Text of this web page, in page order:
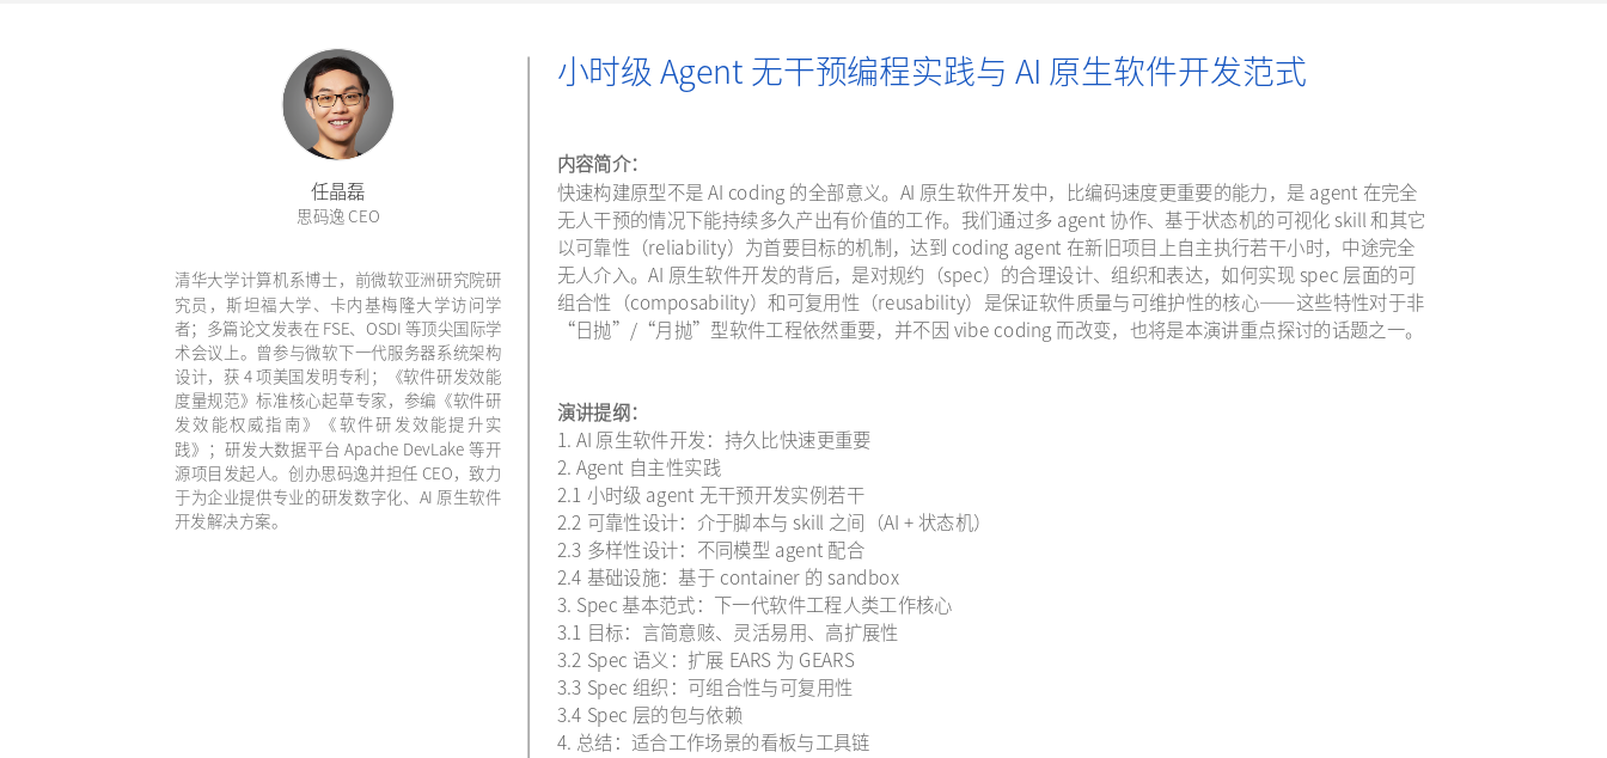
小时级 Agent 无干预编程实践与 AI 原生软件开发范式
任晶磊
思码逸 CEO
内容简介：
快速构建原型不是 AI coding 的全部意义。AI 原生软件开发中，比编码速度更重要的能力，是 agent 在完全
无人干预的情况下能持续多久产出有价值的工作。我们通过多 agent 协作、基于状态机的可视化 skill 和其它
以可靠性（reliability）为首要目标的机制，达到 coding agent 在新旧项目上自主执行若干小时，中途完全
无人介入。AI 原生软件开发的背后，是对规约（spec）的合理设计、组织和表达，如何实现 spec 层面的可
组合性（composability）和可复用性（reusability）是保证软件质量与可维护性的核心——这些特性对于非
“日抛”/“月抛”型软件工程依然重要，并不因 vibe coding 而改变，也将是本演讲重点探讨的话题之一。
演讲提纲：
1. AI 原生软件开发：持久比快速更重要
2. Agent 自主性实践
2.1 小时级 agent 无干预开发实例若干
2.2 可靠性设计：介于脚本与 skill 之间（AI + 状态机）
2.3 多样性设计：不同模型 agent 配合
2.4 基础设施：基于 container 的 sandbox
3. Spec 基本范式：下一代软件工程人类工作核心
3.1 目标：言简意赅、灵活易用、高扩展性
3.2 Spec 语义：扩展 EARS 为 GEARS
3.3 Spec 组织：可组合性与可复用性
3.4 Spec 层的包与依赖
4. 总结：适合工作场景的看板与工具链
清华大学计算机系博士，前微软亚洲研究院研
究员，斯坦福大学、卡内基梅隆大学访问学
者；多篇论文发表在 FSE、OSDI 等顶尖国际学
术会议上。曾参与微软下一代服务器系统架构
设计，获 4 项美国发明专利；《软件研发效能
度量规范》标准核心起草专家，参编《软件研
发效能权威指南》《软件研发效能提升实
践》；研发大数据平台 Apache DevLake 等开
源项目发起人。创办思码逸并担任 CEO，致力
于为企业提供专业的研发数字化、AI 原生软件
开发解决方案。